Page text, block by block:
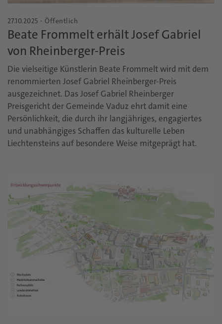
27.10.2025 - Öffentlich
Beate Frommelt erhält Josef Gabriel
von Rheinberger-Preis
Die vielseitige Künstlerin Beate Frommelt wird mit dem
renommierten Josef Gabriel Rheinberger-Preis
ausgezeichnet. Das Josef Gabriel Rheinberger
Preisgericht der Gemeinde Vaduz ehrt damit eine
Persönlichkeit, die durch ihr langjähriges, engagiertes
und unabhängiges Schaffen das kulturelle Leben
Liechtensteins auf besondere Weise mitgeprägt hat.